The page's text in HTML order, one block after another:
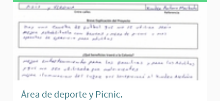
Área de deporte y Picnic.